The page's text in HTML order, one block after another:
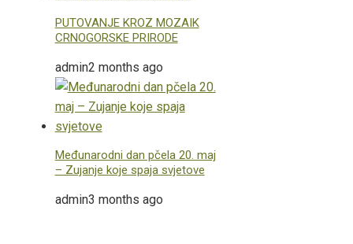
PUTOVANJE KROZ MOZAIK
CRNOGORSKE PRIRODE
admin2 months ago
Međunarodni dan pčela 20. maj
– Zujanje koje spaja svjetove
admin3 months ago